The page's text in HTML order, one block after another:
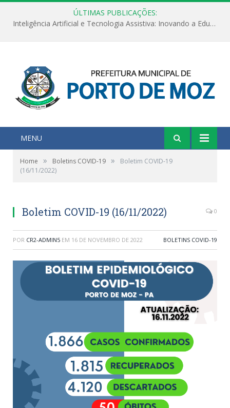
ÚLTIMAS PUBLICAÇÕES:
Inteligência Artificial e Tecnologia Assistiva: Inovando a Educação Especial e Inclusiva
MENU
Home » Boletins COVID-19 »
Boletim COVID-19
(16/11/2022)
Boletim COVID-19 (16/11/2022) 0
POR CR2-ADMIN5 EM 16 DE NOVEMBRO DE 2022 BOLETINS COVID-19